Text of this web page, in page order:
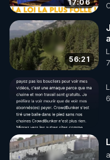
17:06
56:21